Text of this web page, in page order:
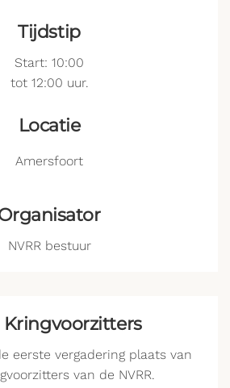
Tijdstip
Start: 10:00
tot 12:00 uur.
Locatie
Amersfoort
NVRR bestuur
eerste vergadering plaats van
van de NVRR.